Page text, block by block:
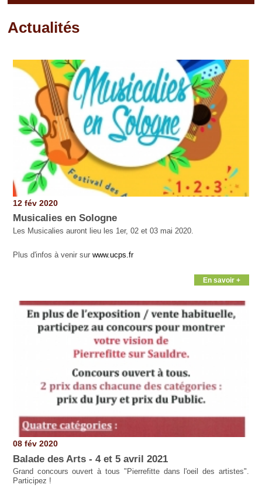
Actualités
12 fév 2020
Musicalies en Sologne
Les Musicalies auront lieu les 1er, 02 et 03 mai 2020.
Plus d'infos à venir sur www.ucps.fr
En savoir +
08 fév 2020
Balade des Arts - 4 et 5 avril 2021
Grand concours ouvert à tous "Pierrefitte dans l'oeil des artistes".
Participez !
Pages